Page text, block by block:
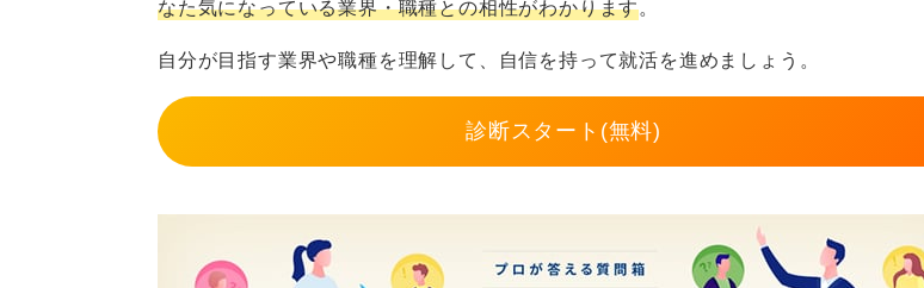
0
していきたいのかを考える判断軸を養うことを目指すと良いでしょう。
安定とは何かも、実はとても大きなテーマです。明日大地震が起きるかもしれま
せんし、思いがけない事故や病気で健康を損なうこともあります。
「一流企業に入りたい」という言葉の裏には、何を実現したいのか、あるいはど
んな不安を避けたいのか。そうした思いを、企業研究とは別に自分の内面と向き
なた気になっている業界・職種との相性がわかります。
自分が目指す業界や職種を理解して、自信を持って就活を進めましょう。
診断スタート(無料)